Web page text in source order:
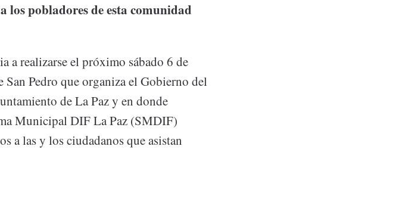
los pobladores de esta comunidad
a realizarse el próximo sábado 6 de
Pedro que organiza el Gobierno del
de La Paz y en donde
Municipal DIF La Paz (SMDIF)
a las y los ciudadanos que asistan